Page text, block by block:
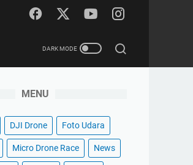
MENU
DJI Drone Foto Udara
Micro Drone Race News